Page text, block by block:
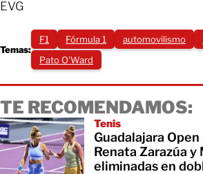
EVG
Temas:
F1 Fórmula 1 automovilismo
Pato O'Ward
TE RECOMENDAMOS:
Tenis
Guadalajara
Renata Zarazúa y
eliminadas en